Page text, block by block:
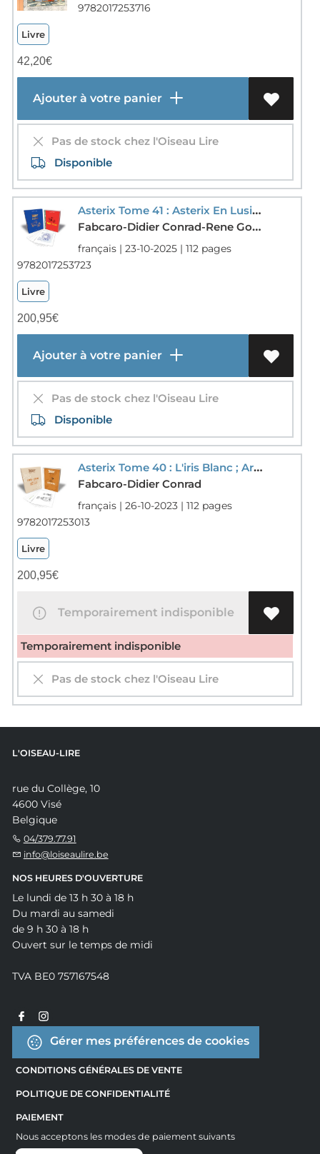
9782017253716
Livre
42,20€
Ajouter à votre panier
Pas de stock chez l'Oiseau Lire
Disponible
Asterix Tome 41 : Asterix En Lusitanie : Artbook
Fabcaro-Didier Conrad-Rene Goscinny-Albert Uderzo
français | 23-10-2025 | 112 pages
9782017253723
Livre
200,95€
Ajouter à votre panier
Pas de stock chez l'Oiseau Lire
Disponible
Asterix Tome 40 : L'iris Blanc ; Artbook
Fabcaro-Didier Conrad
français | 26-10-2023 | 112 pages
9782017253013
Livre
200,95€
Temporairement indisponible
Temporairement indisponible
Pas de stock chez l'Oiseau Lire
L'OISEAU-LIRE
rue du Collège, 10
4600 Visé
Belgique
04/379.77.91
info@loiseaulire.be
NOS HEURES D'OUVERTURE
Le lundi de 13 h 30 à 18 h
Du mardi au samedi
de 9 h 30 à 18 h
Ouvert sur le temps de midi
TVA BE0 757167548
Gérer mes préférences de cookies
CONDITIONS GÉNÉRALES DE VENTE
POLITIQUE DE CONFIDENTIALITÉ
PAIEMENT
Nous acceptons les modes de paiement suivants